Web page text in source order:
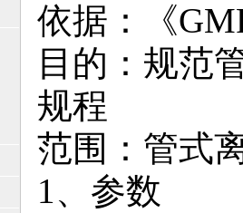
依据：《
目的：规范
规程
范围：管式
1、参数